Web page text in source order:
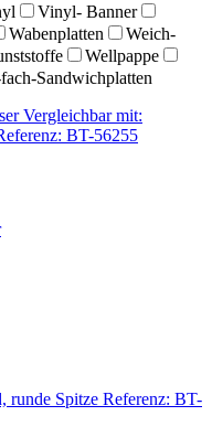
Vinyl- Banner
Wabenplatten
Weich-
Wellpappe
Sandwichplatten